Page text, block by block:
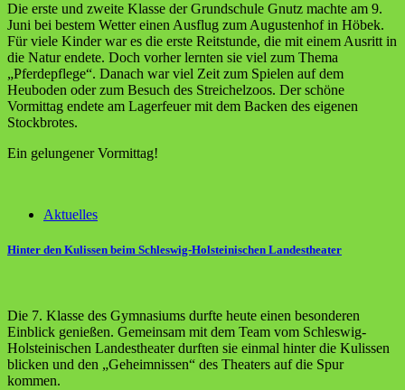
Die erste und zweite Klasse der Grundschule Gnutz machte am 9.
Juni bei bestem Wetter einen Ausflug zum Augustenhof in Höbek.
Für viele Kinder war es die erste Reitstunde, die mit einem Ausritt in
die Natur endete. Doch vorher lernten sie viel zum Thema
„Pferdepflege“. Danach war viel Zeit zum Spielen auf dem
Heuboden oder zum Besuch des Streichelzoos. Der schöne
Vormittag endete am Lagerfeuer mit dem Backen des eigenen
Stockbrotes.
Ein gelungener Vormittag!
Aktuelles
Hinter den Kulissen beim Schleswig-Holsteinischen Landestheater
Die 7. Klasse des Gymnasiums durfte heute einen besonderen
Einblick genießen. Gemeinsam mit dem Team vom Schleswig-
Holsteinischen Landestheater durften sie einmal hinter die Kulissen
blicken und den „Geheimnissen“ des Theaters auf die Spur
kommen.